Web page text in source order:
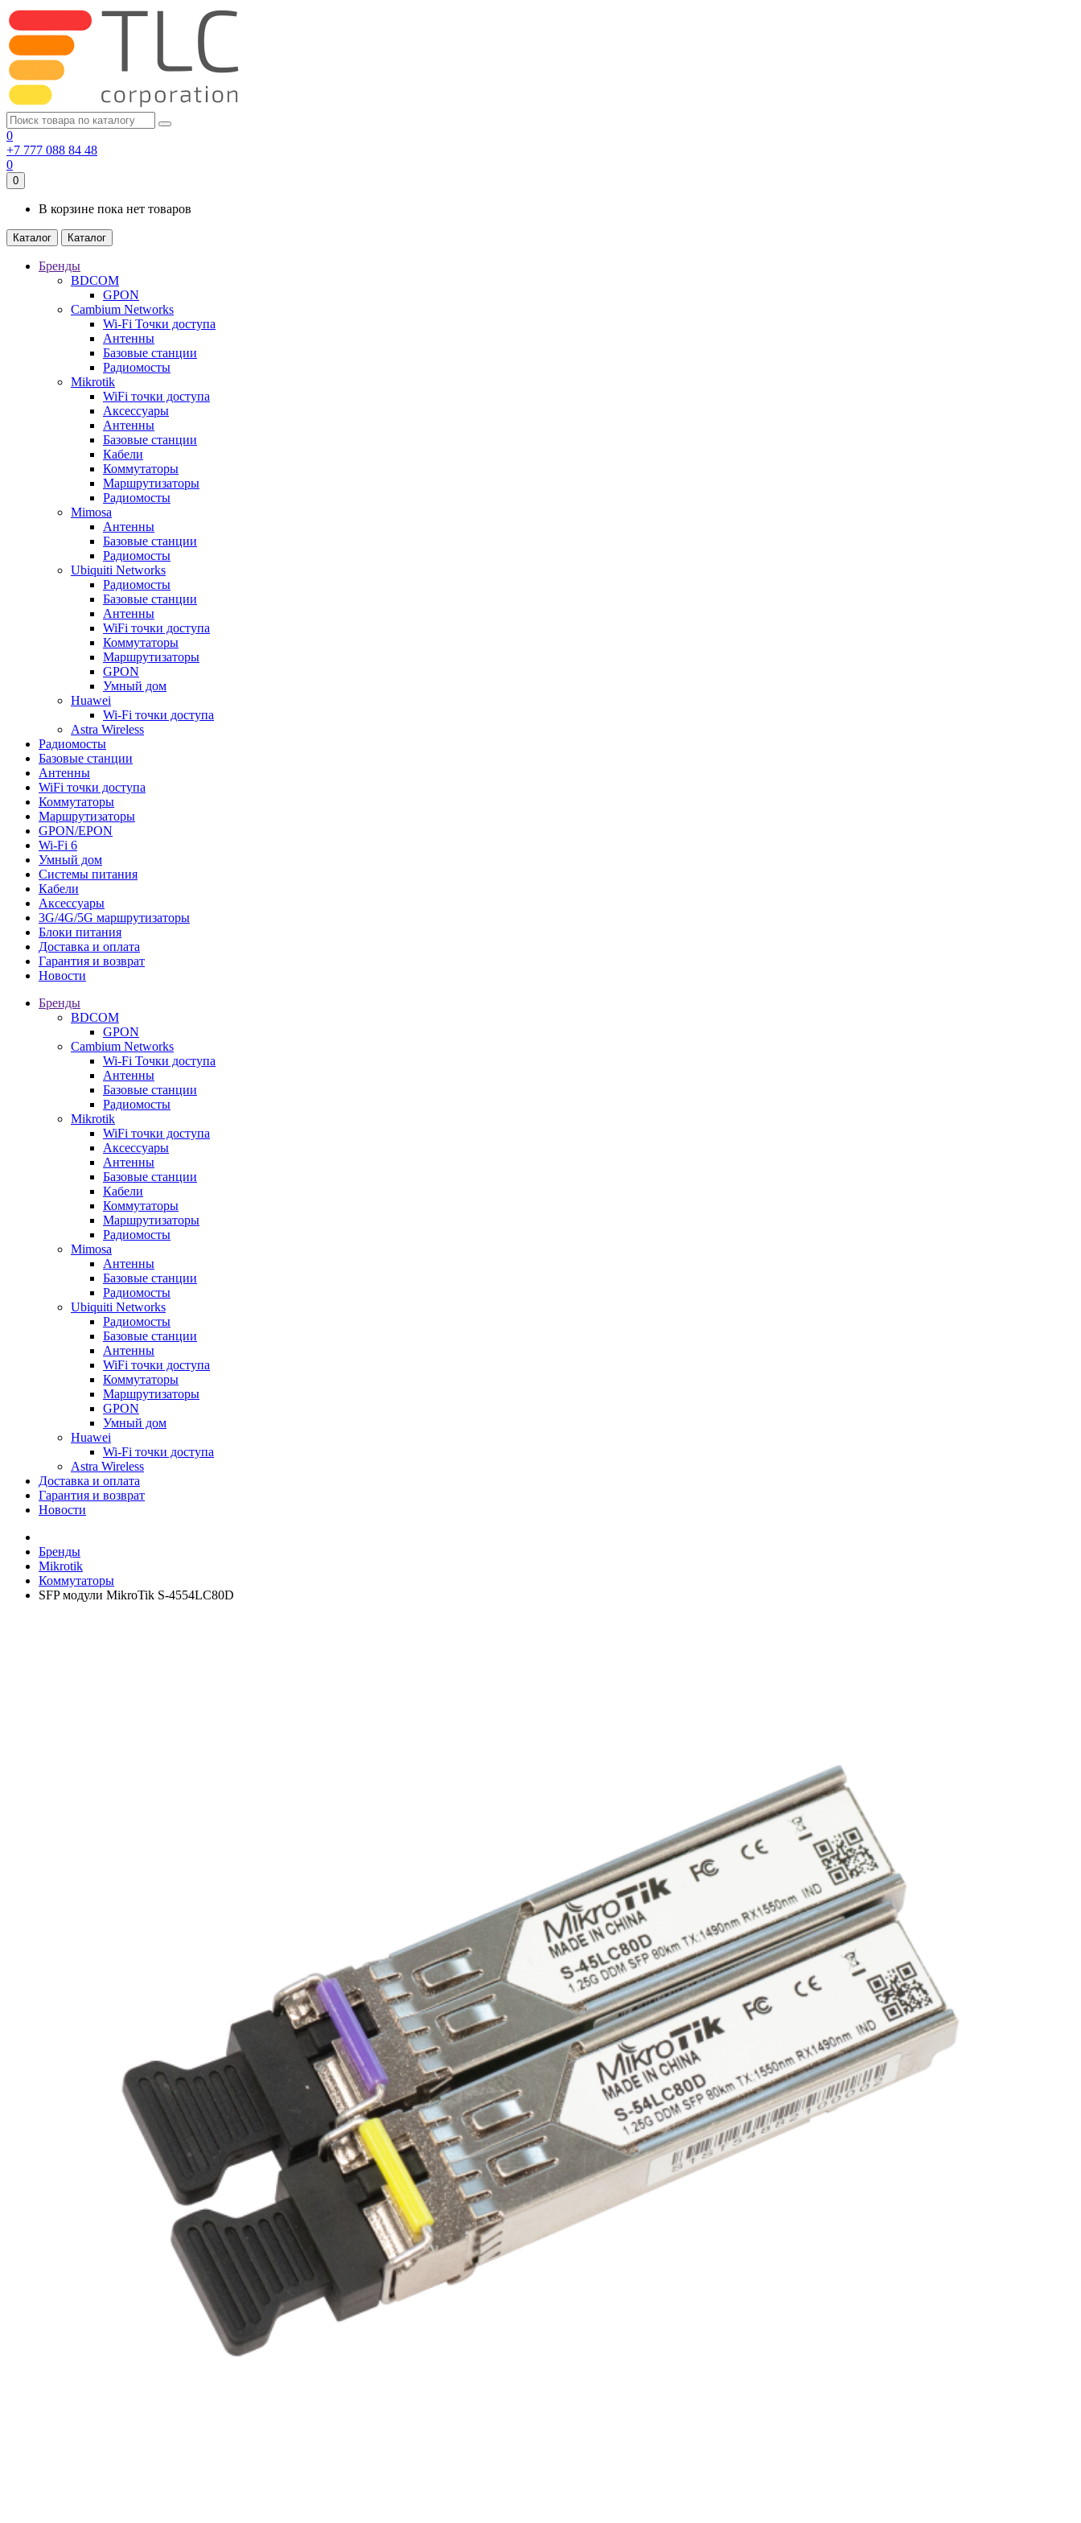
0
+7 777 088 84 48
0
0
В корзине пока нет товаров
Каталог Каталог
Бренды
BDCOM
GPON
Cambium Networks
Wi-Fi Точки доступа
Антенны
Базовые станции
Радиомосты
Mikrotik
WiFi точки доступа
Аксессуары
Антенны
Базовые станции
Кабели
Коммутаторы
Маршрутизаторы
Радиомосты
Mimosa
Антенны
Базовые станции
Радиомосты
Ubiquiti Networks
Радиомосты
Базовые станции
Антенны
WiFi точки доступа
Коммутаторы
Маршрутизаторы
GPON
Умный дом
Huawei
Wi-Fi точки доступа
Astra Wireless
Радиомосты
Базовые станции
Антенны
WiFi точки доступа
Коммутаторы
Маршрутизаторы
GPON/EPON
Wi-Fi 6
Умный дом
Системы питания
Кабели
Аксессуары
3G/4G/5G маршрутизаторы
Блоки питания
Доставка и оплата
Гарантия и возврат
Новости
Бренды
BDCOM
GPON
Cambium Networks
Wi-Fi Точки доступа
Антенны
Базовые станции
Радиомосты
Mikrotik
WiFi точки доступа
Аксессуары
Антенны
Базовые станции
Кабели
Коммутаторы
Маршрутизаторы
Радиомосты
Mimosa
Антенны
Базовые станции
Радиомосты
Ubiquiti Networks
Радиомосты
Базовые станции
Антенны
WiFi точки доступа
Коммутаторы
Маршрутизаторы
GPON
Умный дом
Huawei
Wi-Fi точки доступа
Astra Wireless
Доставка и оплата
Гарантия и возврат
Новости
Бренды
Mikrotik
Коммутаторы
SFP модули MikroTik S-4554LC80D